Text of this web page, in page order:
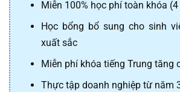
Miễn 100% học phí toàn khóa
Học bổng bổ sung cho sinh
xuất sắc
Miễn phí khóa tiếng Trung tăng
Thực tập doanh nghiệp từ năm